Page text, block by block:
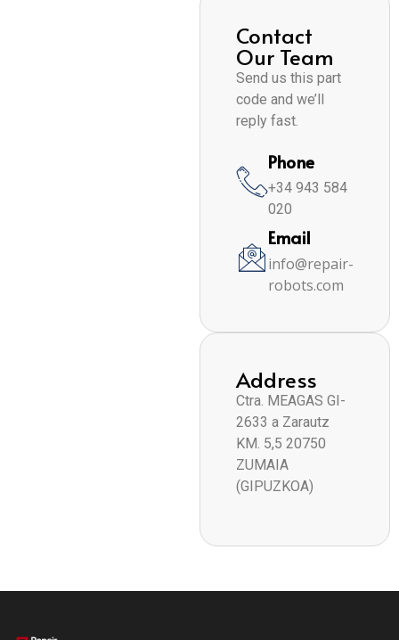
Contact
Our Team
Send us this part
code and we’ll
reply fast.
Phone
+34 943 584
020
Email
info@repair-
robots.com
Address
Ctra. MEAGAS GI-
2633 a Zarautz
KM. 5,5 20750
ZUMAIA
(GIPUZKOA)